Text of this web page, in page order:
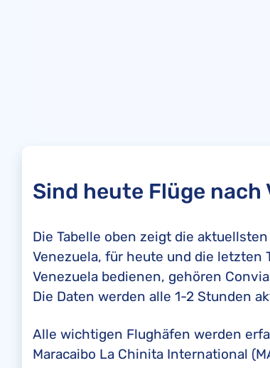
Sind heute Flüge
Die Tabelle oben zeigt die
Venezuela, für heute und die letzten
Venezuela bedienen, gehören
Die Daten werden alle 1-2 Stunden
Alle wichtigen Flughäfen werden
Maracaibo La Chinita International